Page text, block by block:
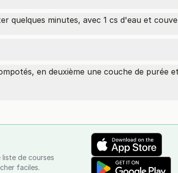
quelques minutes, avec 1 cs d'eau et
en deuxième une couche de purée
de courses
faciles.